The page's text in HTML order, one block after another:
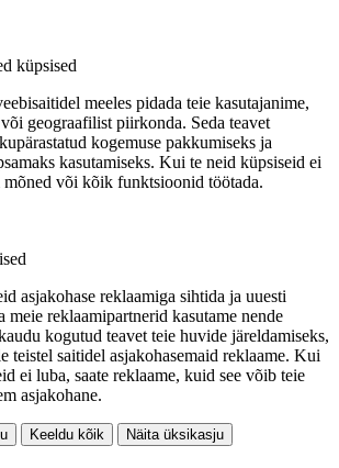
küpsised
meeles pidada teie kasutajanime,
geograafilist piirkonda. Seda teavet
kogemuse pakkumiseks ja
kasutamiseks. Kui te neid küpsiseid ei
või kõik funktsioonid töötada.
asjakohase reklaamiga sihtida ja uuesti
meie reklaamipartnerid kasutame nende
kogutud teavet teie huvide järeldamiseks,
teistel saitidel asjakohasemaid reklaame. Kui
ei luba, saate reklaame, kuid see võib teie
asjakohane.
Keeldu kõik
Näita üksikasju